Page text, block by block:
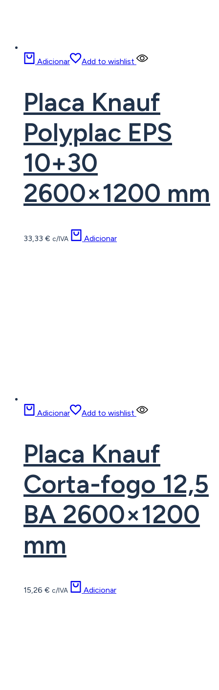
Adicionar Add to wishlist
Placa Knauf
Polyplac EPS
10+30
2600×1200 mm
33,33 € c/IVA Adicionar
Adicionar Add to wishlist
Placa Knauf
Corta-fogo 12,5
BA 2600×1200
mm
15,26 € c/IVA Adicionar